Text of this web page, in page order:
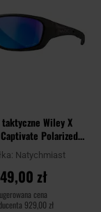
Wiley X
Polarized
Black Crystal
Natychmiast
zł
cena
929,00 zł